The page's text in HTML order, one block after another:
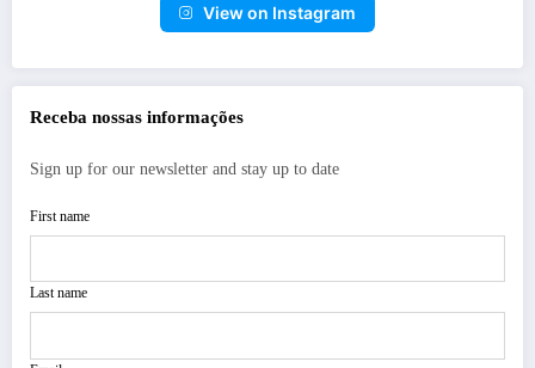
View on Instagram
Receba nossas informações
Sign up for our newsletter and stay up to date
First name
Last name